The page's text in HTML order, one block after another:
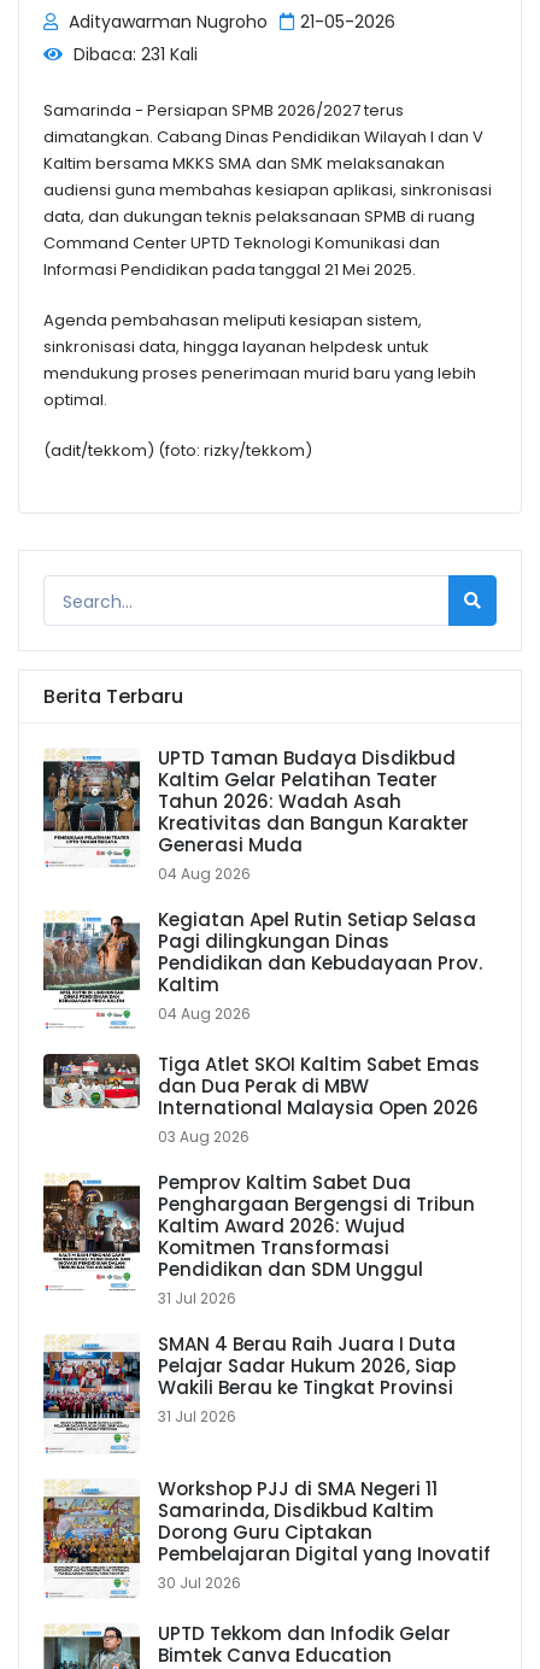
Adityawarman Nugroho
21-05-2026
Dibaca: 231 Kali
Samarinda - Persiapan SPMB 2026/2027 terus
dimatangkan. Cabang Dinas Pendidikan Wilayah I dan V
Kaltim bersama MKKS SMA dan SMK melaksanakan
audiensi guna membahas kesiapan aplikasi, sinkronisasi
data, dan dukungan teknis pelaksanaan SPMB di ruang
Command Center UPTD Teknologi Komunikasi dan
Informasi Pendidikan pada tanggal 21 Mei 2025.
Agenda pembahasan meliputi kesiapan sistem,
sinkronisasi data, hingga layanan helpdesk untuk
mendukung proses penerimaan murid baru yang lebih
optimal.
(adit/tekkom) (foto: rizky/tekkom)
Berita Terbaru
UPTD Taman Budaya Disdikbud
Kaltim Gelar Pelatihan Teater
Tahun 2026: Wadah Asah
Kreativitas dan Bangun Karakter
Generasi Muda
04 Aug 2026
Kegiatan Apel Rutin Setiap Selasa
Pagi dilingkungan Dinas
Pendidikan dan Kebudayaan Prov.
Kaltim
04 Aug 2026
Tiga Atlet SKOI Kaltim Sabet Emas
dan Dua Perak di MBW
International Malaysia Open 2026
03 Aug 2026
Pemprov Kaltim Sabet Dua
Penghargaan Bergengsi di Tribun
Kaltim Award 2026: Wujud
Komitmen Transformasi
Pendidikan dan SDM Unggul
31 Jul 2026
SMAN 4 Berau Raih Juara I Duta
Pelajar Sadar Hukum 2026, Siap
Wakili Berau ke Tingkat Provinsi
31 Jul 2026
Workshop PJJ di SMA Negeri 11
Samarinda, Disdikbud Kaltim
Dorong Guru Ciptakan
Pembelajaran Digital yang Inovatif
30 Jul 2026
UPTD Tekkom dan Infodik Gelar
Bimtek Canva Education